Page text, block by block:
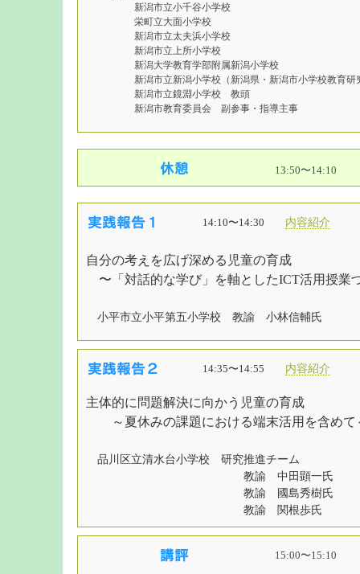
新潟市立小千谷小学校
栄町立大面小学校
新潟市立太夫浜小学校
新潟市立上所小学校
新潟大学教育学部附属新潟小学校
新潟市立新潟小学校（新潟県・新潟市小学校教育
新潟市立鏡淵小学校 教頭
新潟市教育委員会 副参事・指導主事
13:50〜14:10
14:10〜14:30内容紹介
自分の考えを広げ深める児童の育成
〜「対話的な学び」を軸としたICT活用授業
小平市立小平第五小学校 教諭 小林信輔氏
14:35〜14:55内容紹介
主体的に問題解決に向かう児童の育成
～夏休みの課題における端末活用を含めて
品川区立清水台小学校 研究推進チーム
教諭 中田顕一氏
教諭 國島秀樹氏
教諭 関根歩氏
15:00〜15:10